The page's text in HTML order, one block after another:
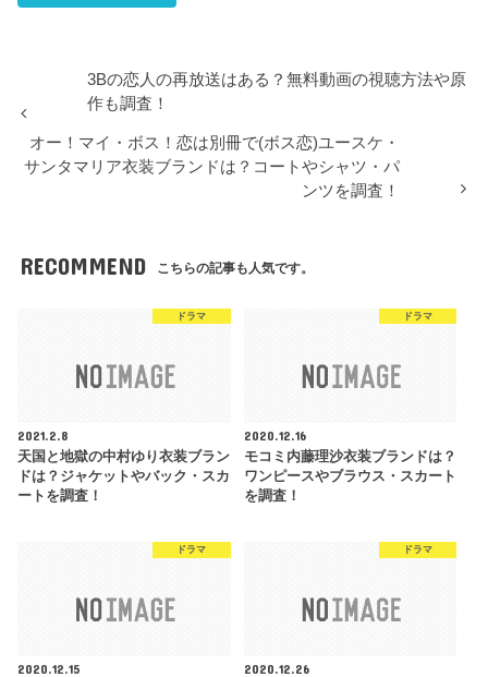
3Bの恋人の再放送はある？無料動画の視聴方法や原
作も調査！
オー！マイ・ボス！恋は別冊で(ボス恋)ユースケ・
サンタマリア衣装ブランドは？コートやシャツ・パ
ンツを調査！
RECOMMEND こちらの記事も人気です。
ドラマ
2021.2.8
天国と地獄の中村ゆり衣装ブラン
ドは？ジャケットやバック・スカ
ートを調査！
ドラマ
2020.12.16
モコミ内藤理沙衣装ブランドは？
ワンピースやブラウス・スカート
を調査！
ドラマ
2020.12.15
ドラマ
2020.12.26